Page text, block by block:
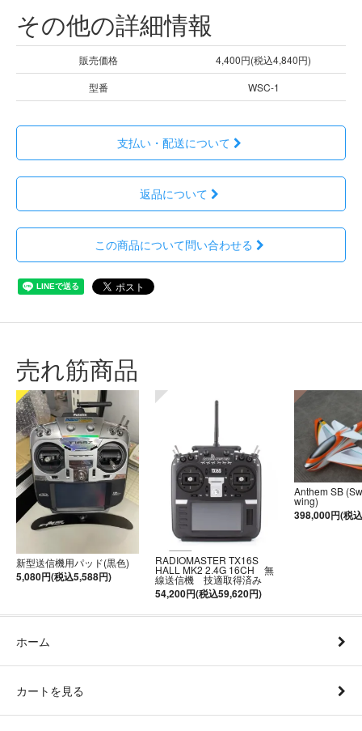
その他の詳細情報
販売価格
4,400円(税込4,840円)
型番
WSC-1
支払い・配送について
返品について
この商品について問い合わせる
売れ筋商品
新型送信機用パッド(黒色)
5,080円(税込5,588円)
RADIOMASTER TX16S
HALL MK2 2.4G 16CH 無
線送信機 技適取得済み
54,200円(税込59,620円)
Anthem SB
wing)
398,000円(税
ホーム
カートを見る